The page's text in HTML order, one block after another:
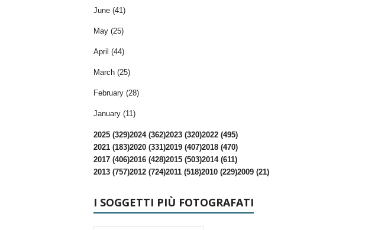
June (41)
May (25)
April (44)
March (25)
February (28)
January (11)
2025 (329)2024 (362)2023 (320)2022 (495)
2021 (183)2020 (331)2019 (407)2018 (470)
2017 (406)2016 (428)2015 (503)2014 (611)
2013 (757)2012 (724)2011 (518)2010 (229)2009 (21)
I SOGGETTI PIÙ FOTOGRAFATI